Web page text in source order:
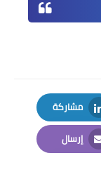
مشاركة
LinkedIn
إرسال
Email